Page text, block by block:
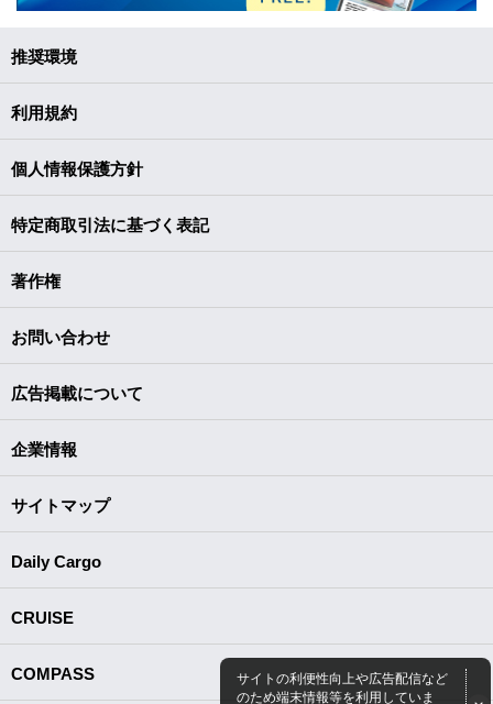
サイトの利便性向上や広告配信など
のため端末情報等を利用していま
推奨環境
利用規約
個人情報保護方針
特定商取引法に基づく表記
著作権
お問い合わせ
広告掲載について
企業情報
サイトマップ
Daily Cargo
CRUISE
COMPASS